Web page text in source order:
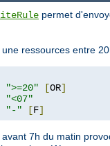
permet
ressources entre
">=20" [OR]
"<07"
"-" [F]
7h du matin